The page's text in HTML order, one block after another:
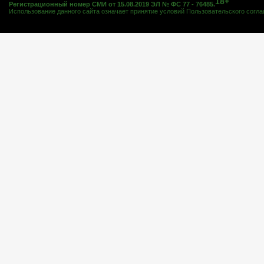
Регистрационный номер СМИ от 15.08.2019 ЭЛ № ФС 77 - 76485.
Использование данного сайта означает принятие условий Пользовательского